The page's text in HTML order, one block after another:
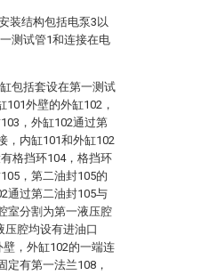
装结构包括电泵3以
测试管1和连接在电
包括套设在第一测试
外壁的外缸102，
，外缸102通过第
，内缸101和外缸102
格挡环104，格挡环
，第二油封105的
通过第二油封105与
室分割为第一液压腔
压腔均设有进油口
，外缸102的一端连
定有第一法兰108，